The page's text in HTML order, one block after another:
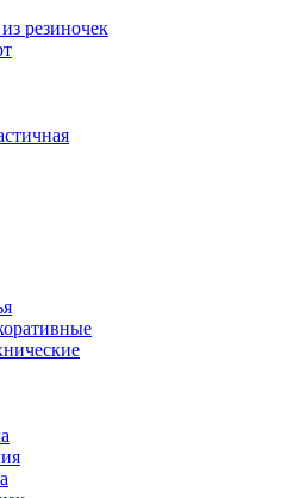
резиночек